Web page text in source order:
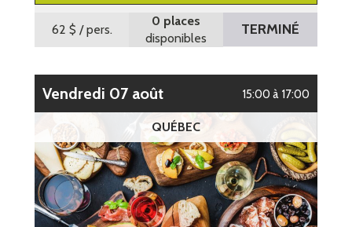
62 $ / pers.
0 places
disponibles
TERMINÉ
vendredi 07 août 15:00 à 17:00
QUÉBEC